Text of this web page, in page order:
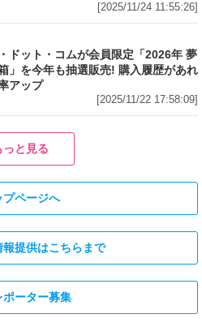
[2025/11/24 11:55:26]
ドット・コムが会員限定「2026年 夢
」を今年も抽選販売! 購入履歴があれ
アップ
[2025/11/22 17:58:09]
っと見る
プページへ
提供はこちらまで
ポーター募集